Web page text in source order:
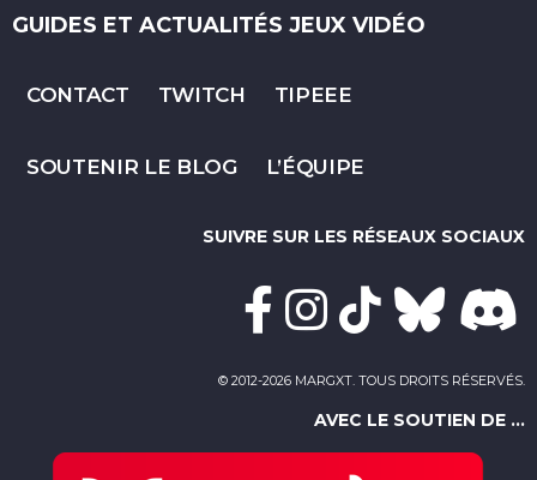
GUIDES ET ACTUALITÉS JEUX VIDÉO
CONTACT TWITCH TIPEEE
SOUTENIR LE BLOG L’ÉQUIPE
SUIVRE SUR LES RÉSEAUX SOCIAUX
© 2012-2026 MARGXT. TOUS DROITS RÉSERVÉS.
AVEC LE SOUTIEN DE ...